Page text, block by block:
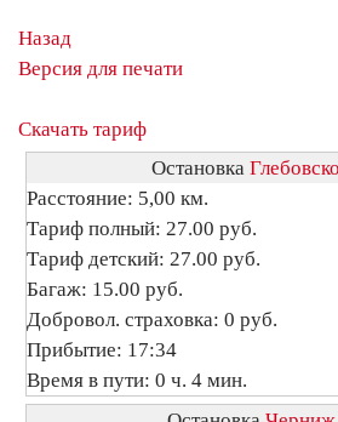
Назад
Версия для печати
Скачать тариф
Остановка
Расстояние: 5,00 км.
Тариф полный: 27.00 руб.
Тариф детский: 27.00 руб.
Багаж: 15.00 руб.
Добровол. страховка: 0 руб.
Прибытие: 17:34
Время в пути: 0 ч. 4 мин.